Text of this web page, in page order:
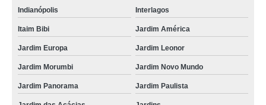
Indianópolis Interlagos
Itaim Bibi Jardim América
Jardim Europa Jardim Leonor
Jardim Morumbi Jardim Novo Mundo
Jardim Panorama Jardim Paulista